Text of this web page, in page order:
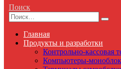
Поиск
Главная
Продукты и разработки
Контрольно-кассовая
Компьютеры-